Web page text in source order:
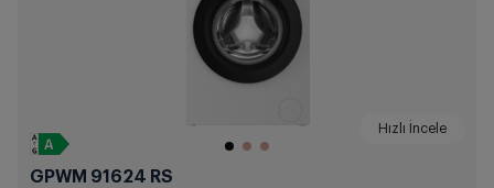
Hızlı İncele
GPWM 91624 RS